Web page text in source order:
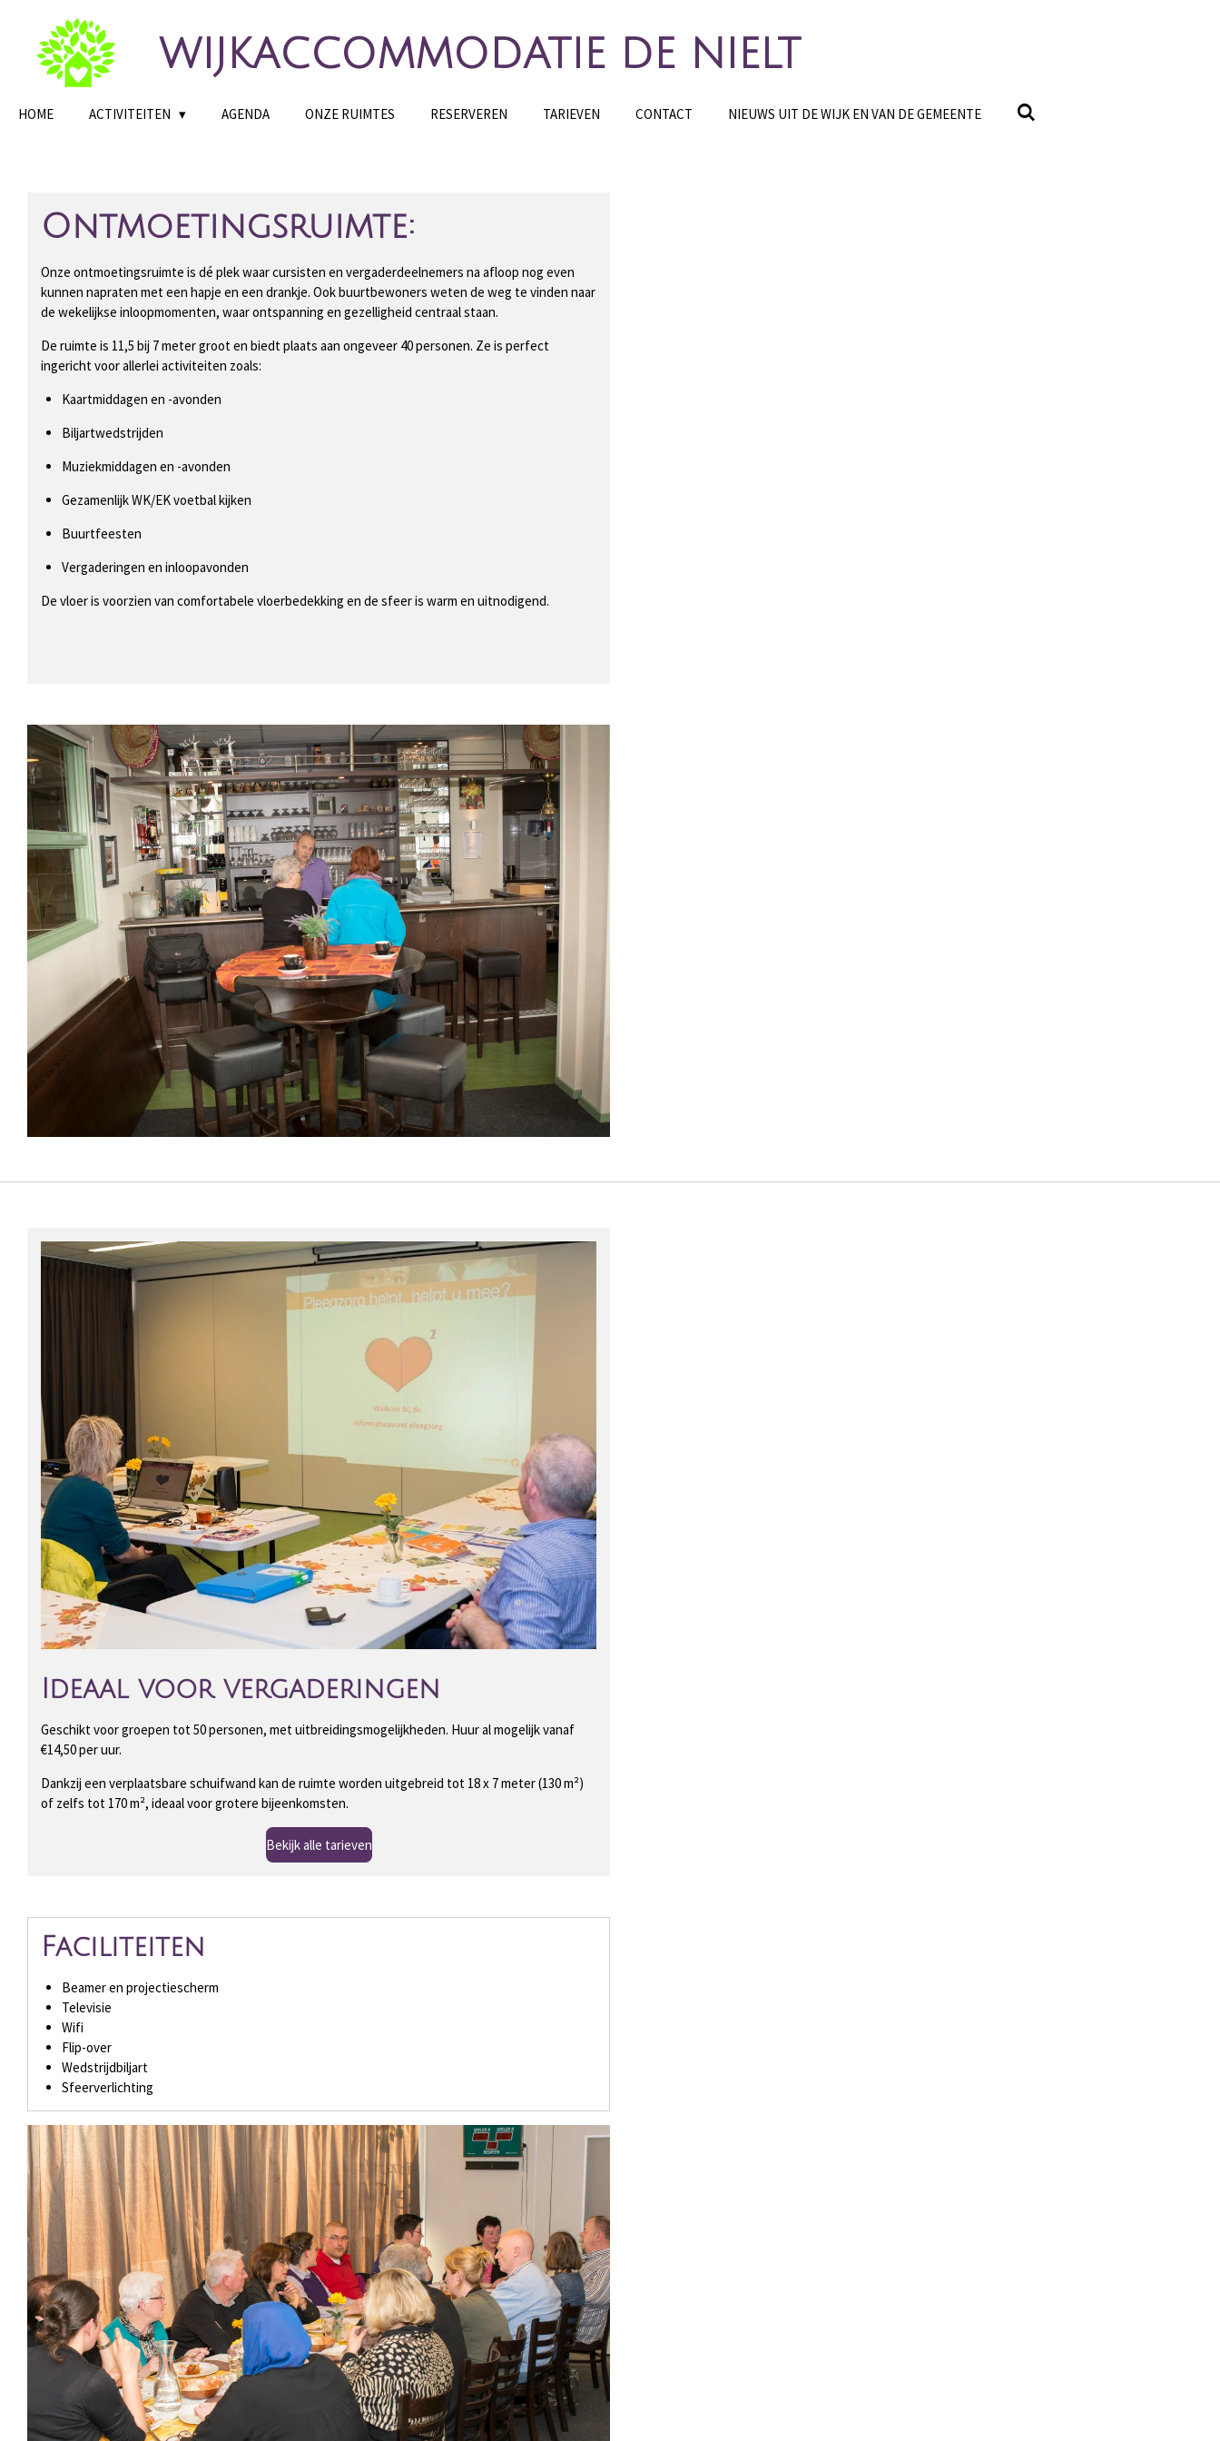
direct
WIJKACCOMMODATIE DE NIELT
HOME ACTIVITEITEN AGENDA ONZE RUIMTES RESERVEREN TARIEVEN CONTACT NIEUWS UIT DE WIJK EN VAN DE GEMEENTE
Ontmoetingsruimte:
Onze ontmoetingsruimte is dé plek waar cursisten en vergaderdeelnemers na afloop nog even
kunnen napraten met een hapje en een drankje. Ook buurtbewoners weten de weg te vinden naar
de wekelijkse inloopmomenten, waar ontspanning en gezelligheid centraal staan.
De ruimte is 11,5 bij 7 meter groot en biedt plaats aan ongeveer 40 personen. Ze is perfect
ingericht voor allerlei activiteiten zoals:
Kaartmiddagen en -avonden
Biljartwedstrijden
Muziekmiddagen en -avonden
Gezamenlijk WK/EK voetbal kijken
Buurtfeesten
Vergaderingen en inloopavonden
De vloer is voorzien van comfortabele vloerbedekking en de sfeer is warm en uitnodigend.
Ideaal voor vergaderingen
Geschikt voor groepen tot 50 personen, met uitbreidingsmogelijkheden. Huur al mogelijk vanaf
€14,50 per uur.
Dankzij een verplaatsbare schuifwand kan de ruimte worden uitgebreid tot 18 x 7 meter (130 m²)
of zelfs tot 170 m², ideaal voor grotere bijeenkomsten.
Bekijk alle tarieven
Faciliteiten
Beamer en projectiescherm
Televisie
Wifi
Flip-over
Wedstrijdbiljart
Sfeerverlichting